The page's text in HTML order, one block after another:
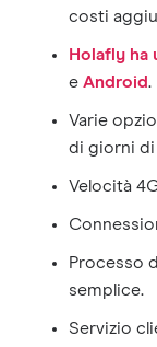
costi
Holafly ha
eAndroid.
Varie
di giorni di
Velocità
Processo
semplice.
Servizio